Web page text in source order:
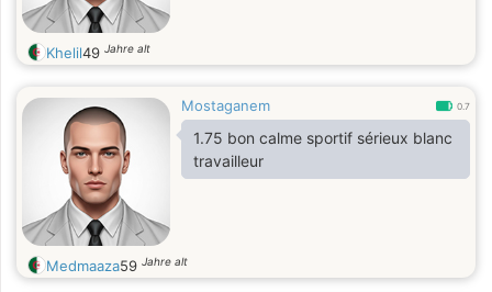
Khelil49 Jahre alt
Mostaganem 0.7
1.75 bon calme sportif sérieux blanc
travailleur
Medmaaza59 Jahre alt